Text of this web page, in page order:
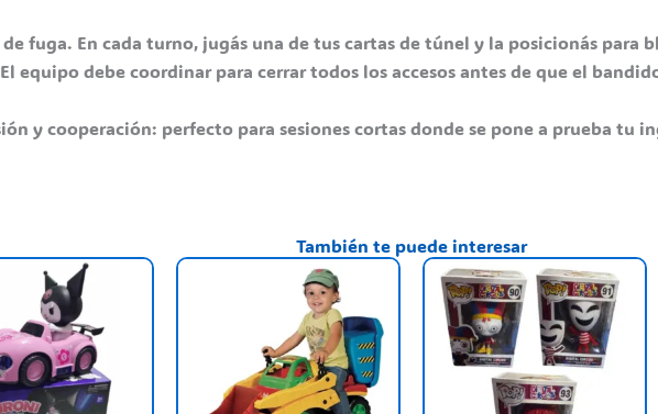
fuga. En cada turno, jugás una de tus cartas de túnel y la posicionás para
equipo debe coordinar para cerrar todos los accesos antes de que el
y cooperación: perfecto para sesiones cortas donde se pone a prueba tu
También te puede interesar